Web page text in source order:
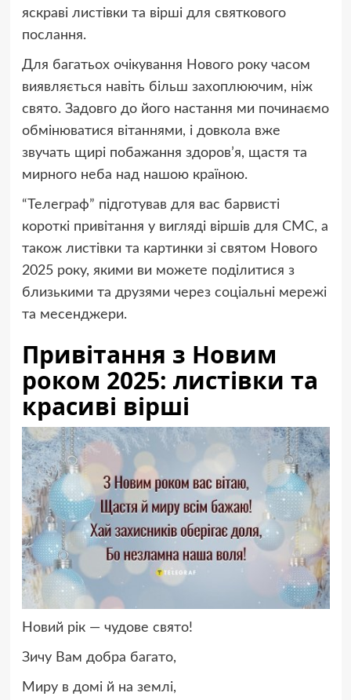
яскраві листівки та вірші для святкового
послання.
Для багатьох очікування Нового року часом
виявляється навіть більш захоплюючим, ніж
свято. Задовго до його настання ми починаємо
обмінюватися вітаннями, і довкола вже
звучать щирі побажання здоров’я, щастя та
мирного неба над нашою країною.
“Телеграф” підготував для вас барвисті
короткі привітання у вигляді віршів для СМС, а
також листівки та картинки зі святом Нового
2025 року, якими ви можете поділитися з
близькими та друзями через соціальні мережі
та месенджери.
Привітання з Новим
роком 2025: листівки та
красиві вірші
Новий рік — чудове свято!
Зичу Вам добра багато,
Миру в домі й на землі,